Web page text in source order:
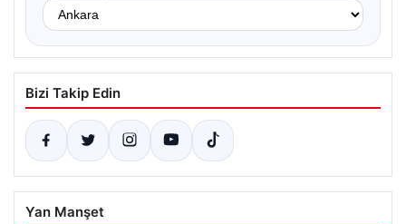
Bizi Takip Edin
Yan Manşet